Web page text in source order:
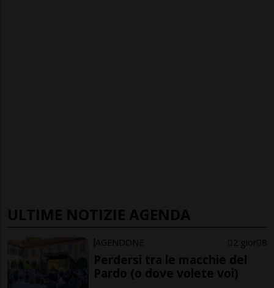
ULTIME NOTIZIE AGENDA
AGENDONE 2 gior 8
Perdersi tra le macchie del
Pardo (o dove volete voi)